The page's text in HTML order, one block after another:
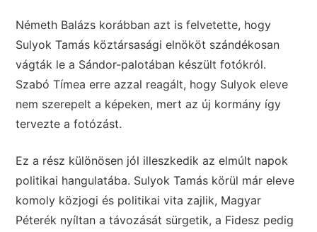
Németh Balázs korábban azt is felvetette, hogy
Sulyok Tamás köztársasági elnököt szándékosan
vágták le a Sándor-palotában készült fotókról.
Szabó Tímea erre azzal reagált, hogy Sulyok eleve
nem szerepelt a képeken, mert az új kormány így
tervezte a fotózást.
Ez a rész különösen jól illeszkedik az elmúlt napok
politikai hangulatába. Sulyok Tamás körül már eleve
komoly közjogi és politikai vita zajlik, Magyar
Péterék nyíltan a távozását sürgetik, a Fidesz pedig